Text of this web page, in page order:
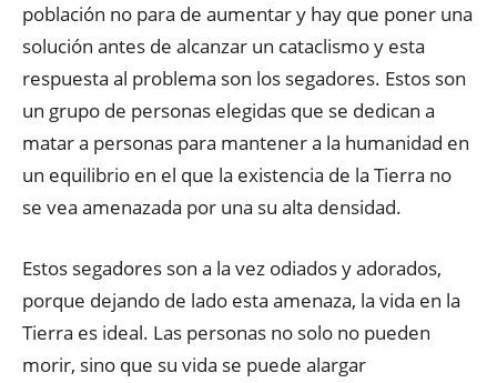
población no para de aumentar y hay que poner una
solución antes de alcanzar un cataclismo y esta
respuesta al problema son los segadores. Estos son
un grupo de personas elegidas que se dedican a
matar a personas para mantener a la humanidad en
un equilibrio en el que la existencia de la Tierra no
se vea amenazada por una su alta densidad.
Estos segadores son a la vez odiados y adorados,
porque dejando de lado esta amenaza, la vida en la
Tierra es ideal. Las personas no solo no pueden
morir, sino que su vida se puede alargar